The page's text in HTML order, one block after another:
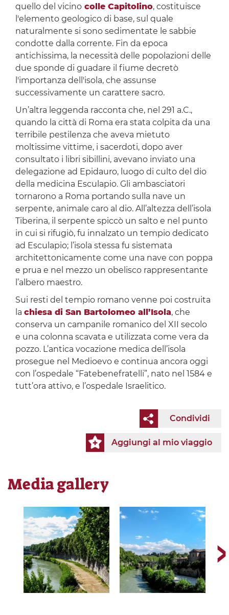
quello del vicinocolle Capitolino, costituisce
l'elemento geologico di base, sul quale
naturalmente si sono sedimentate le sabbie
condotte dalla corrente. Fin da epoca
antichissima, la necessità delle popolazioni delle
due sponde di guadare il fiume decretò
l'importanza dell'isola, che assunse
successivamente un carattere sacro.
Un’altra leggenda racconta che, nel 291 a.C.,
quando la città di Roma era stata colpita da una
terribile pestilenza che aveva mietuto
moltissime vittime, i sacerdoti, dopo aver
consultato i libri sibillini, avevano inviato una
delegazione ad Epidauro, luogo di culto del dio
della medicina Esculapio. Gli ambasciatori
tornarono a Roma portando sulla nave un
serpente, animale caro al dio. All’altezza dell’isola
Tiberina, il serpente spiccò un salto e nel punto
in cui si rifugiò, fu innalzato un tempio dedicato
ad Esculapio; l’isola stessa fu sistemata
architettonicamente come una nave con poppa
e prua e nel mezzo un obelisco rappresentante
l’albero maestro.
Sui resti del tempio romano venne poi costruita
la chiesa di San Bartolomeo all’Isola, che
conserva un campanile romanico del XII secolo
e una colonna scavata e utilizzata come vera da
pozzo. L’antica vocazione medica dell’isola
prosegue nel Medioevo e continua ancora oggi
con l’ospedale “Fatebenefratelli”, nato nel 1584 e
tutt’ora attivo, e l’ospedale Israelitico.
Condividi
Aggiungi al mio viaggio
Media gallery